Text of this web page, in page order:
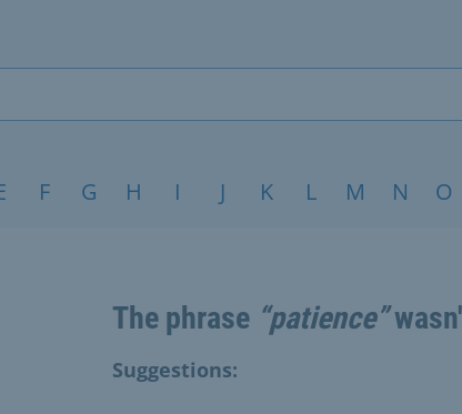
F G H I J K L M N O
The phrase “patience”
Suggestions: